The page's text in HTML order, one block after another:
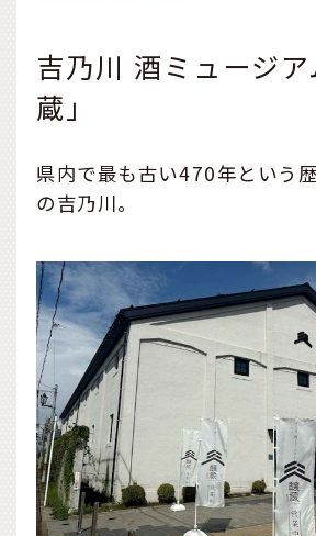
岡市にはそ
す。そこに
の「発酵・
化。発酵す
ち。長岡の
ぐくまれた
信していく
吉乃川 酒ミュージ
蔵」
県内で最も古い470年という
の吉乃川。